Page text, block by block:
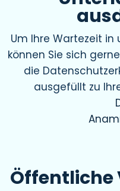
Um Ihre Wartezeit in
können Sie sich
die
ausgefüllt zu